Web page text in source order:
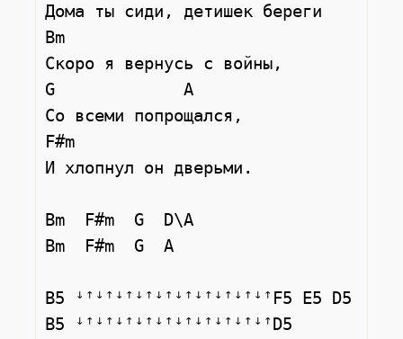
Дома ты сиди, детишек береги
Bm
Скоро я вернусь с войны,
G             A
Со всеми попрощался,
F#m
И хлопнул он дверьми.
Bm  F#m  G  D\A
Bm  F#m  G  A
B5 ꜜꜛꜜꜛꜜꜛꜜꜛꜜꜛꜜꜛꜜꜛꜜꜛꜜꜛꜜꜛF5 E5 D5
B5 ꜜꜛꜜꜛꜜꜛꜜꜛꜜꜛꜜꜛꜜꜛꜜꜛꜜꜛꜜꜛD5